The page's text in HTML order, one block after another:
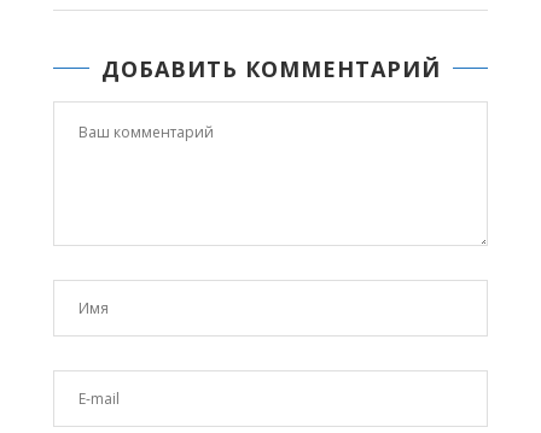
ДОБАВИТЬ КОММЕНТАРИЙ